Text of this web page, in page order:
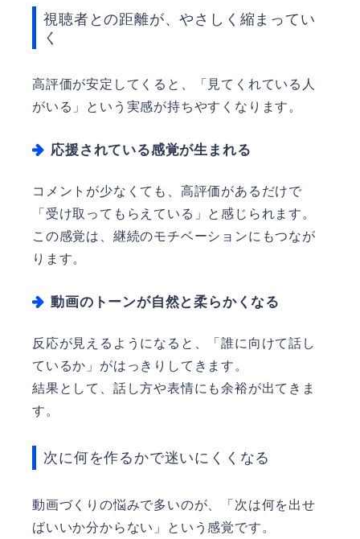
視聴者との距離が、やさしく縮まってい
く
高評価が安定してくると、「見てくれている人
がいる」という実感が持ちやすくなります。
応援されている感覚が生まれる
コメントが少なくても、高評価があるだけで
「受け取ってもらえている」と感じられます。
この感覚は、継続のモチベーションにもつなが
ります。
動画のトーンが自然と柔らかくなる
反応が見えるようになると、「誰に向けて話し
ているか」がはっきりしてきます。
結果として、話し方や表情にも余裕が出てきま
す。
次に何を作るかで迷いにくくなる
動画づくりの悩みで多いのが、「次は何を出せ
ばいいか分からない」という感覚です。